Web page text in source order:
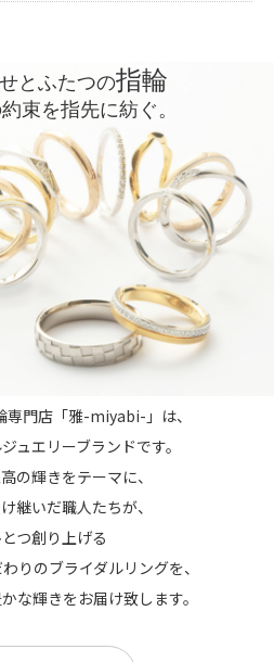
お知らせ
ジリング発表♪
日(月)～2025年1月3日(金)) について
せとふたつの指輪
束を指先に紡ぐ。
専門店「雅-miyabi-」は、
ュエリーブランドです。
の輝きをテーマに、
継いだ職人たちが、
つ創り上げる
りのブライダルリングを、
な輝きをお届け致します。